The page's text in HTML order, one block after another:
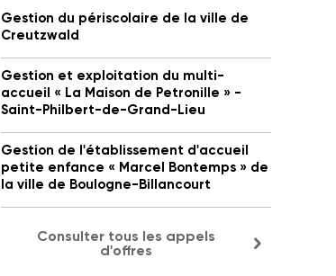
Gestion du périscolaire de la ville de
Creutzwald
Gestion et exploitation du multi-
accueil « La Maison de Petronille » -
Saint-Philbert-de-Grand-Lieu
Gestion de l'établissement d'accueil
petite enfance « Marcel Bontemps » de
la ville de Boulogne-Billancourt
Consulter tous les appels
d'offres